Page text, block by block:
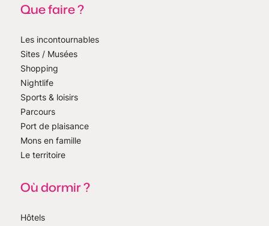
Que faire ?
Les incontournables
Sites / Musées
Shopping
Nightlife
Sports & loisirs
Parcours
Port de plaisance
Mons en famille
Le territoire
Où dormir ?
Hôtels